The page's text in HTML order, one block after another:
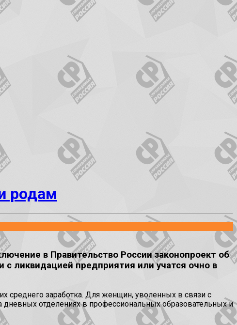
родам
в Правительство России законопроект об
ликвидацией предприятия или учатся очно в
среднего заработка. Для женщин, уволенных в связи с
отделениях в профессиональных образовательных и